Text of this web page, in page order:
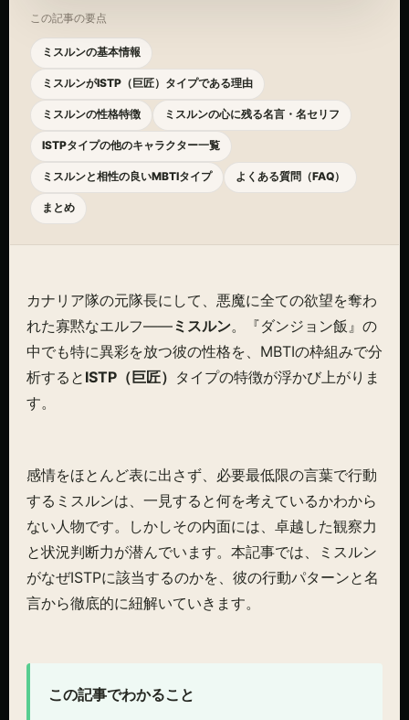
この記事の要点
ミスルンの基本情報
ミスルンがISTP（巨匠）タイプである理由
ミスルンの性格特徴 ミスルンの心に残る名言・名セリフ
ISTPタイプの他のキャラクター一覧
ミスルンと相性の良いMBTIタイプ よくある質問（FAQ）
まとめ
カナリア隊の元隊長にして、悪魔に全ての欲望を奪わ
れた寡黙なエルフ――ミスルン。『ダンジョン飯』の
中でも特に異彩を放つ彼の性格を、MBTIの枠組みで分
析すると ISTP（巨匠） タイプの特徴が浮かび上がりま
す。
感情をほとんど表に出さず、必要最低限の言葉で行動
するミスルンは、一見すると何を考えているかわから
ない人物です。しかしその内面には、卓越した観察力
と状況判断力が潜んでいます。本記事では、ミスルン
がなぜISTPに該当するのかを、彼の行動パターンと名
言から徹底的に紐解いていきます。
この記事でわかること